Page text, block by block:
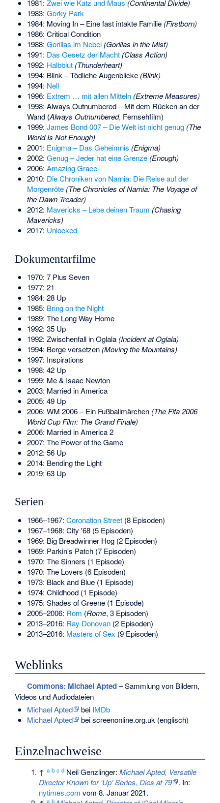
1981: Zwei wie Katz und Maus (Continental Divide)
1983: Gorky Park
1984: Moving In – Eine fast intakte Familie (Firstborn)
1986: Critical Condition
1988: Gorillas im Nebel (Gorillas in the Mist)
1991: Das Gesetz der Macht (Class Action)
1992: Halbblut (Thunderheart)
1994: Blink – Tödliche Augenblicke (Blink)
1994: Nell
1996: Extrem … mit allen Mitteln (Extreme Measures)
1998: Always Outnumbered – Mit dem Rücken an der
Wand (Always Outnumbered, Fernsehfilm)
1999: James Bond 007 – Die Welt ist nicht genug (The
World Is Not Enough)
2001: Enigma – Das Geheimnis (Enigma)
2002: Genug – Jeder hat eine Grenze (Enough)
2006: Amazing Grace
2010: Die Chroniken von Narnia: Die Reise auf der
Morgenröte (The Chronicles of Narnia: The Voyage of
the Dawn Treader)
2012: Mavericks – Lebe deinen Traum (Chasing
Mavericks)
2017: Unlocked
Dokumentarfilme
1970: 7 Plus Seven
1977: 21
1984: 28 Up
1985: Bring on the Night
1989: The Long Way Home
1992: 35 Up
1992: Zwischenfall in Oglala (Incident at Oglala)
1994: Berge versetzen (Moving the Mountains)
1997: Inspirations
1998: 42 Up
1999: Me & Isaac Newton
2003: Married in America
2005: 49 Up
2006: WM 2006 – Ein Fußballmärchen (The Fifa 2006
World Cup Film: The Grand Finale)
2006: Married in America 2
2007: The Power of the Game
2012: 56 Up
2014: Bending the Light
2019: 63 Up
Serien
1966–1967: Coronation Street(8 Episoden)
1967–1968: City '68 (5 Episoden)
1969: Big Breadwinner Hog (2 Episoden)
1969: Parkin's Patch (7 Episoden)
1970: The Sinners (1 Episode)
1970: The Lovers (6 Episoden)
1973: Black and Blue (1 Episode)
1974: Childhood (1 Episode)
1975: Shades of Greene (1 Episode)
2005–2006: Rom (Rome, 3 Episoden)
2013–2016: Ray Donovan(2 Episoden)
2013–2016: Masters of Sex (9 Episoden)
Weblinks
Commons: Michael Apted– Sammlung von Bildern,
Videos und Audiodateien
Michael Apted
bei IMDb
Michael Apted
bei screenonline.org.uk (englisch)
Einzelnachweise
↑a b c d Neil Genzlinger:Michael Apted, Versatile
Director Known for ‘Up’ Series, Dies at 79
. In:
nytimes.com vom 8. Januar 2021.
a b